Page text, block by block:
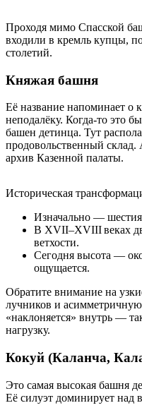
Проходя мимо Спасской
входили в кремль купцы,
столетий.
Княжая башня
Её название напоминает о
неподалёку. Когда‑то это
башен детинца. Тут
продовольственный
архив Казенной палаты.
Историческая
Изначально —
В XVII–XVIII веках
ветхости.
Сегодня высота —
ощущается.
Обратите внимание на
лучников и
«наклоняется» внутрь —
нагрузку.
Кокуй (Каланча,
Это самая высокая башня
Её силуэт доминирует над